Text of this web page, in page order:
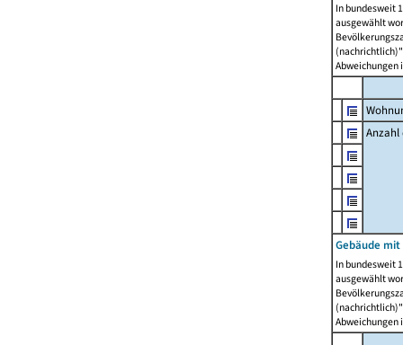
In bundesweit
ausgewählt
Abweichungen
Anzahl
Gebäude
In bundesweit
ausgewählt
Abweichungen